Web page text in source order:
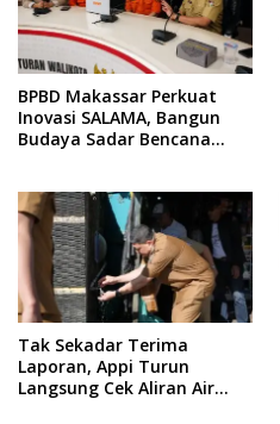
BPBD Makassar Perkuat
Inovasi SALAMA, Bangun
Budaya Sadar Bencana
Tak Sekadar Terima
Laporan, Appi Turun
Langsung Cek Aliran Air